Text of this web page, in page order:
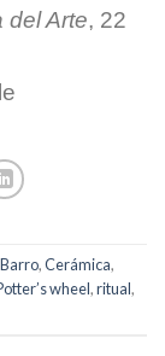
del Arte, 22
Barro,Cerámica,
wheel,ritual,